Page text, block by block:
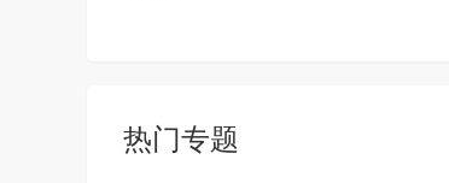
热门专题